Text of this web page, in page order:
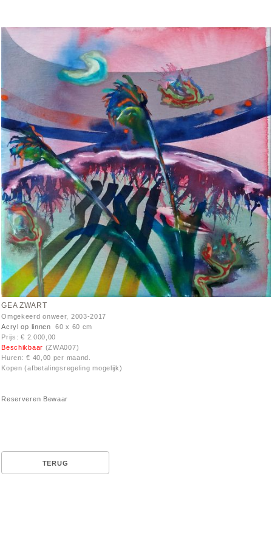
GEA ZWART
Omgekeerd onweer, 2003-2017
Acryl op linnen 60 x 60 cm
Prijs: € 2.000,00
Beschikbaar (ZWA007)
Huren: € 40,00 per maand.
Kopen (afbetalingsregeling mogelijk)
Reserveren Bewaar
TERUG